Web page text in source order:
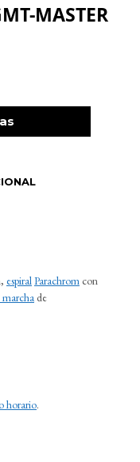
MASTER
espiralParachrom con
marcha de
horario.